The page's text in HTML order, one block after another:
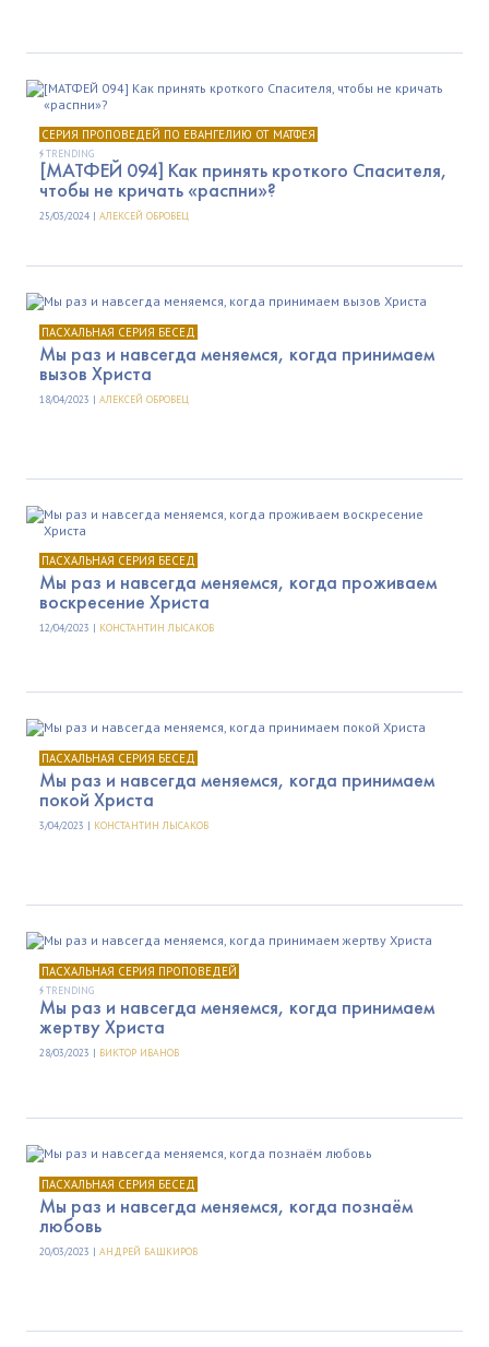
СЕРИЯ ПРОПОВЕДЕЙ ПО ЕВАНГЕЛИЮ ОТ МАТФЕЯ
TRENDING
[МАТФЕЙ 094] Как принять кроткого Спасителя,
чтобы не кричать «распни»?
25/03/2024 | АЛЕКСЕЙ ОБРОВЕЦ
ПАСХАЛЬНАЯ СЕРИЯ БЕСЕД
Мы раз и навсегда меняемся, когда принимаем
вызов Христа
18/04/2023 | АЛЕКСЕЙ ОБРОВЕЦ
ПАСХАЛЬНАЯ СЕРИЯ БЕСЕД
Мы раз и навсегда меняемся, когда проживаем
воскресение Христа
12/04/2023 | КОНСТАНТИН ЛЫСАКОВ
ПАСХАЛЬНАЯ СЕРИЯ БЕСЕД
Мы раз и навсегда меняемся, когда принимаем
покой Христа
3/04/2023 | КОНСТАНТИН ЛЫСАКОВ
ПАСХАЛЬНАЯ СЕРИЯ ПРОПОВЕДЕЙ
TRENDING
Мы раз и навсегда меняемся, когда принимаем
жертву Христа
28/03/2023 | ВИКТОР ИВАНОВ
ПАСХАЛЬНАЯ СЕРИЯ БЕСЕД
Мы раз и навсегда меняемся, когда познаём
любовь
20/03/2023 | АНДРЕЙ БАШКИРОВ